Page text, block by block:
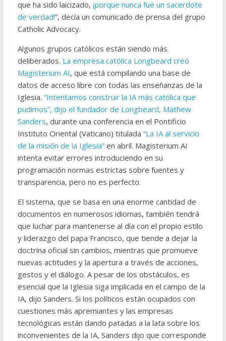
que ha sido laicizado, ¡porque nunca fue un sacerdote
de verdad!“, decía un comunicado de prensa del grupo
Catholic Advocacy.
Algunos grupos católicos están siendo más
deliberados. La empresa católica Longbeard creó
Magisterium AI, que está compilando una base de
datos de acceso libre con todas las enseñanzas de la
Iglesia. “Intentamos construir la IA más católica que
pudimos”, dijo el fundador de Longbeard, Mathew
Sanders, durante una conferencia en el Pontificio
Instituto Oriental (Vaticano) titulada “La IA al servicio
de la misión de la Iglesia”en abril. Magisterium AI
intenta evitar errores introduciendo en su
programación normas estrictas sobre fuentes y
transparencia, pero no es perfecto.
El sistema, que se basa en una enorme cantidad de
documentos en numerosos idiomas, también tendrá
que luchar para mantenerse al día con el propio estilo
y liderazgo del papa Francisco, que tiende a dejar la
doctrina oficial sin cambios, mientras que promueve
nuevas actitudes y la apertura a través de acciones,
gestos y el diálogo. A pesar de los obstáculos, es
esencial que la Iglesia siga implicada en el campo de la
IA, dijo Sanders. Si los políticos están ocupados con
cuestiones más apremiantes y las empresas
tecnológicas están dando patadas a la lata sobre los
inconvenientes de la IA, Sanders dijo que corresponde